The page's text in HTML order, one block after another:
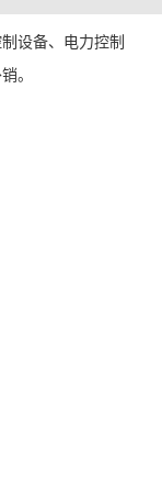
设备、电力控制
。